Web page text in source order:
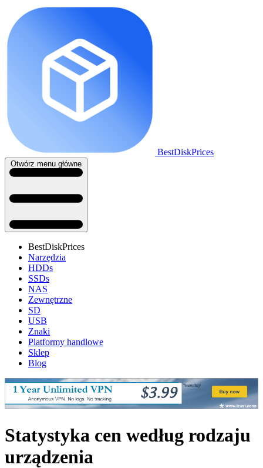
BestDiskPrices
Otwórz menu główne
BestDiskPrices
Narzędzia
HDDs
SSDs
NAS
Zewnętrzne
SD
USB
Znaki
Platformy handlowe
Sklep
Blog
Statystyka cen według rodzaju
urządzenia